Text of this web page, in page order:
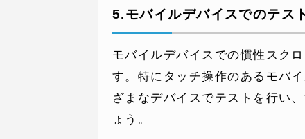
5.モバイルデバイスでのテス
モバイルデバイスでの慣性スク
す。特にタッチ操作のあるモバ
ざまなデバイスでテストを行い
ょう。